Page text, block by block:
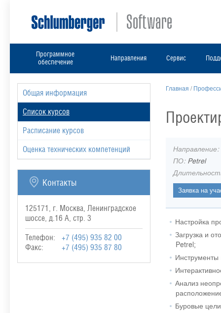
Программное
обеспечение
Направления Сервис
Общая информация
Список курсов
Расписание курсов
Оценка технических компетенций
Контакты
125171, г. Москва, Ленинградское
шоссе, д.16 А, стр. 3
Телефон:
+7 (495) 935 82 00
Факс:
+7 (495) 935 87 80
Главная /
Направление:
ПО:Petrel
Настройка
Загрузка и
Petrel;
Инструменты
Анализ
Буровые